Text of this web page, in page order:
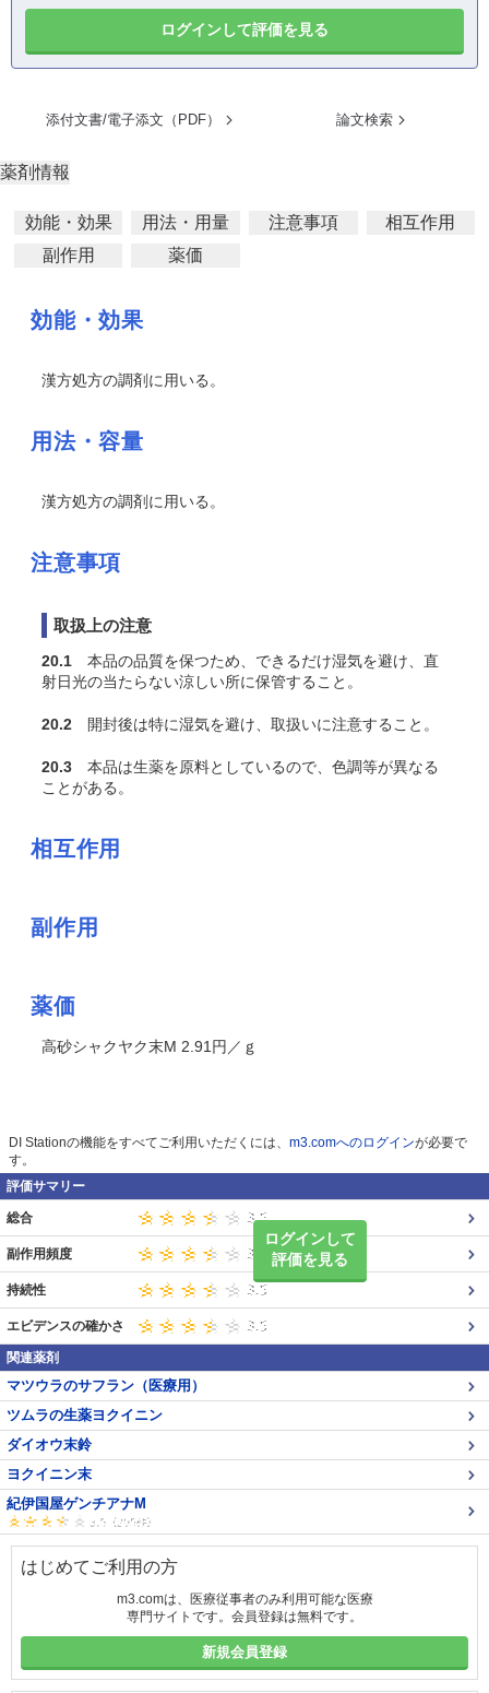
ログインして評価を見る
添付文書/電子添文（PDF） 論文検索
薬剤情報
効能・効果 用法・用量 注意事項
相互作用
副作用
薬価
効能・効果
漢方処方の調剤に用いる。
用法・容量
漢方処方の調剤に用いる。
注意事項
取扱上の注意
20.1 本品の品質を保つため、できるだけ湿気を避け、直
射日光の当たらない涼しい所に保管すること。
20.2 開封後は特に湿気を避け、取扱いに注意すること。
20.3 本品は生薬を原料としているので、色調等が異なる
ことがある。
相互作用
副作用
薬価
高砂シャクヤク末M 2.91円／ｇ
DI Stationの機能をすべてご利用いただくには、 m3.comへのログインが必要で
す。
評価サマリー
ログインして
評価を見る
総合
副作用頻度
持続性
エビデンスの確かさ
関連薬剤
マツウラのサフラン（医療用）
ツムラの生薬ヨクイニン
ダイオウ末鈴
ヨクイニン末
紀伊国屋ゲンチアナM
はじめてご利用の方
m3.comは、医療従事者のみ利用可能な医療
専門サイトです。会員登録は無料です。
新規会員登録